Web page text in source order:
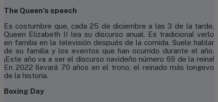
The Queen’s speech
Es costumbre que, cada 25 de diciembre a las 3 de la tarde,
Queen Elizabeth II lea su discurso anual. Es tradicional verlo
en familia en la televisión después de la comida. Suele hablar
de su familia y los eventos que han ocurrido durante el año.
¡Este año va a ser el discurso navideño número 69 de la reina!
En 2022 llevará 70 años en el trono, el reinado más longevo
de la historia.
Boxing Day